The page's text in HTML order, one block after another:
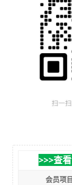
>>>查
会员项目